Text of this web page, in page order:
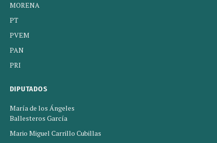
MORENA
PT
PVEM
PAN
PRI
DIPUTADOS
María de los Ángeles
Ballesteros García
Mario Miguel Carrillo Cubillas